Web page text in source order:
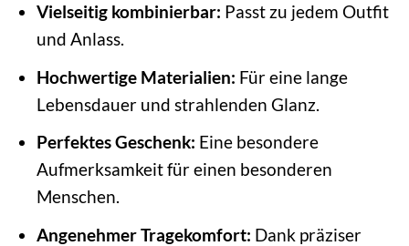
Vielseitig kombinierbar: Passt zu jedem Outfit
und Anlass.
Hochwertige Materialien: Für eine lange
Lebensdauer und strahlenden Glanz.
Perfektes Geschenk: Eine besondere
Aufmerksamkeit für einen besonderen
Menschen.
Angenehmer Tragekomfort: Dank präziser